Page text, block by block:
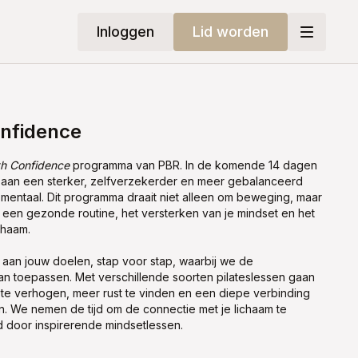
Inloggen Lid worden
Confidenceprogramma van PBR. In de komende 14 dagen
een sterker, zelfverzekerder en meer gebalanceerd
Dit programma draait niet alleen om beweging, maar
gezonde routine, het versterken van je mindset en het
jouw doelen, stap voor stap, waarbij we de
toepassen. Met verschillende soorten pilateslessen gaan
verhogen, meer rust te vinden en een diepe verbinding
We nemen de tijd om de connectie met je lichaam te
inspirerende mindsetlessen.